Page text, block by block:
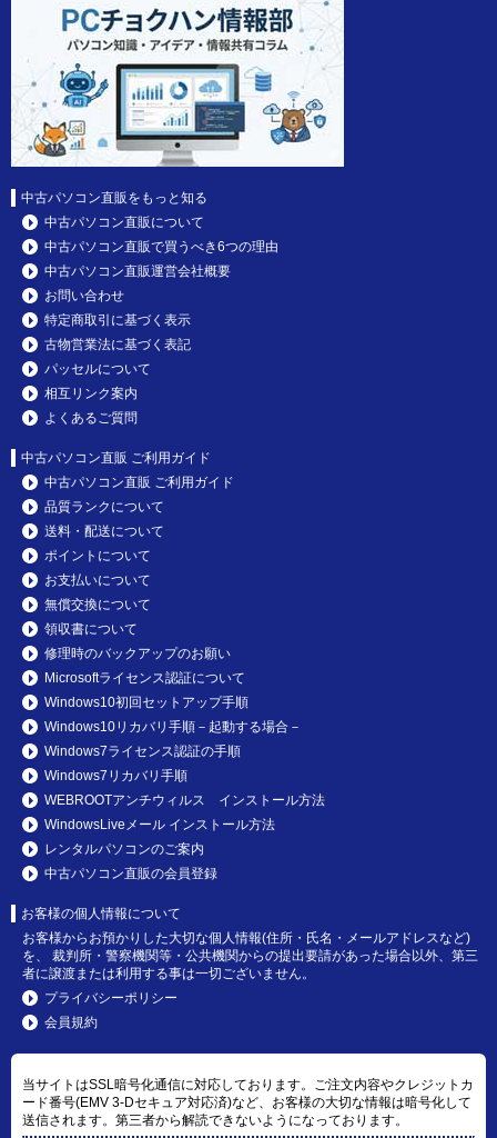
中古パソコン直販をもっと知る
中古パソコン直販について
中古パソコン直販で買うべき6つの理由
中古パソコン直販運営会社概要
お問い合わせ
特定商取引に基づく表示
古物営業法に基づく表記
パッセルについて
相互リンク案内
よくあるご質問
中古パソコン直販 ご利用ガイド
中古パソコン直販 ご利用ガイド
品質ランクについて
送料・配送について
ポイントについて
お支払いについて
無償交換について
領収書について
修理時のバックアップのお願い
Microsoftライセンス認証について
Windows10初回セットアップ手順
Windows10リカバリ手順－起動する場合－
Windows7ライセンス認証の手順
Windows7リカバリ手順
WEBROOTアンチウィルス インストール方法
WindowsLiveメール インストール方法
レンタルパソコンのご案内
中古パソコン直販の会員登録
お客様の個人情報について
お客様からお預かりした大切な個人情報(住所・氏名・メールアドレスなど)
を、 裁判所・警察機関等・公共機関からの提出要請があった場合以外、第三
者に譲渡または利用する事は一切ございません。
プライバシーポリシー
会員規約
当サイトはSSL暗号化通信に対応しております。ご注文内容やクレジットカ
ード番号(EMV 3-Dセキュア対応済)など、お客様の大切な情報は暗号化して
送信されます。第三者から解読できないようになっております。